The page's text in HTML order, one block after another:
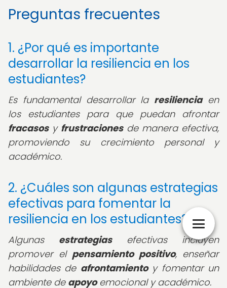
Preguntas frecuentes
1. ¿Por qué es importante
desarrollar la resiliencia en los
estudiantes?
Es fundamental desarrollar la resilienciaen
los estudiantes para que puedan afrontar
fracasosy frustracionesde manera efectiva,
promoviendo su crecimiento personal y
académico.
2. ¿Cuáles son algunas estrategias
efectivas para fomentar la
resiliencia en los estudiantes?
Algunas estrategiasefectivas incluyen
promover el pensamiento positivo, enseñar
habilidades de afrontamientoy fomentar un
ambiente de apoyoemocional y académico.